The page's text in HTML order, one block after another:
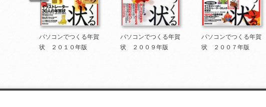
パソコンでつくる年賀
状 ２０１０年版
パソコンでつくる年賀
状 ２００９年版
パソコンでつくる年賀
状 ２００７年版